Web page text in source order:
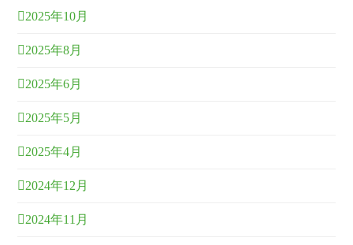
2025年10月
2025年8月
2025年6月
2025年5月
2025年4月
2024年12月
2024年11月